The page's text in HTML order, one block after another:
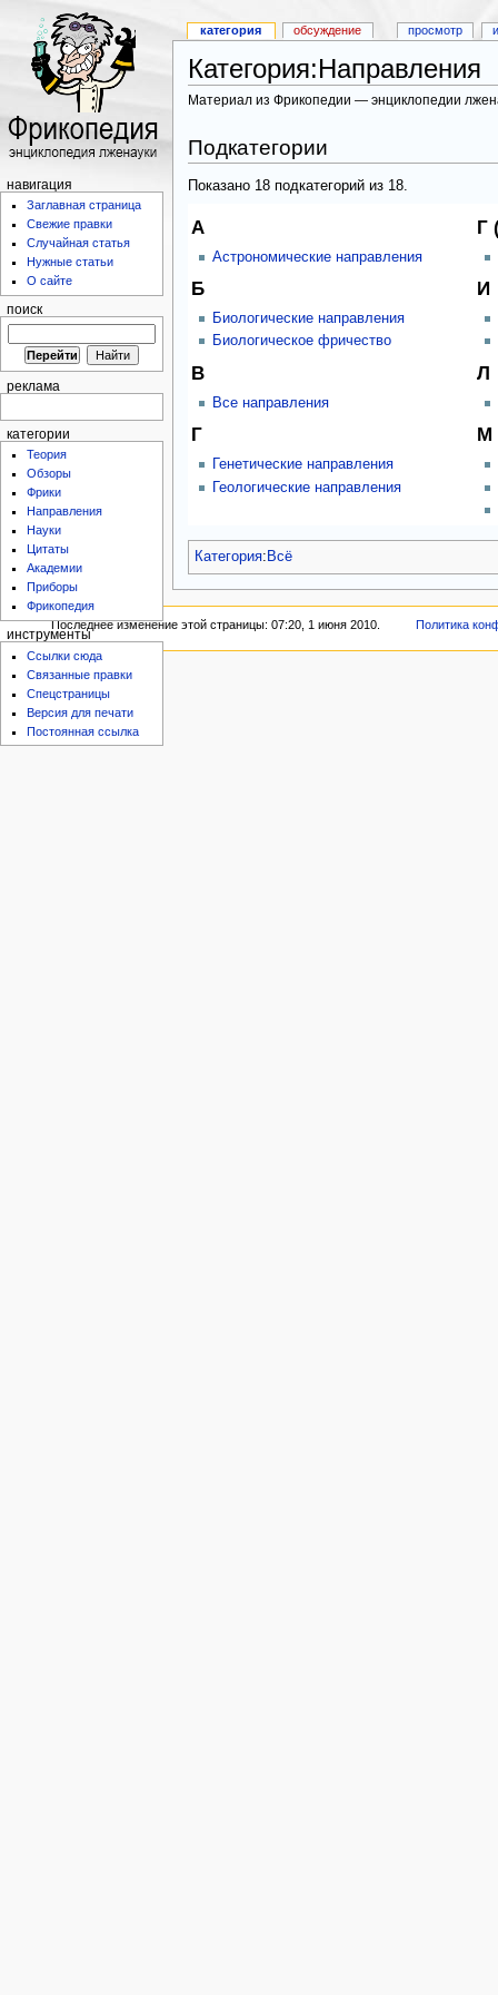
категория обсуждение просмотр
навигация
Заглавная страница
Свежие правки
Случайная статья
Нужные статьи
О сайте
поиск
реклама
категории
Теория
Обзоры
Фрики
Направления
Науки
Цитаты
Академии
Приборы
Фрикопедия
инструменты
Ссылки сюда
Связанные правки
Спецстраницы
Версия для печати
Постоянная ссылка
Категория:Направления
Материал из Фрикопедии — энциклопедии
Подкатегории
Показано 18 подкатегорий из 18.
А
Астрономические направления
Б
Биологические направления
Биологическое фричество
В
Все направления
Г
Генетические направления
Геологические направления
Г
И
Л
М
Категория: Всё
Последнее изменение этой страницы: 07:20, 1 июня 2010. Политика